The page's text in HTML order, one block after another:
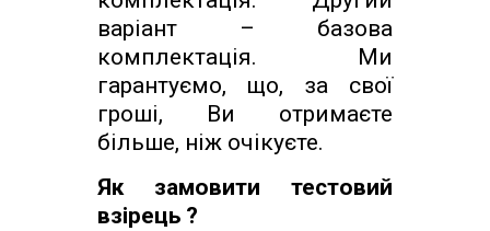
варіант – базова
комплектація. Ми
гарантуємо, що, за свої
гроші, Ви отримаєте
більше, ніж очікуєте.
Як замовити тестовий
взірець ?